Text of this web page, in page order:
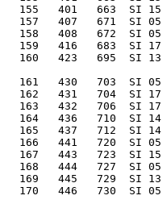
  155   401   663  SI 15
  157   407   671  SI 05
  158   408   672  SI 05
  159   416   683  SI 17
  160   423   695  SI 13
  161   430   703  SI 05
  162   431   704  SI 17
  163   432   706  SI 17
  164   436   710  SI 14
  165   437   712  SI 14
  166   441   720  SI 05
  167   443   723  SI 15
  168   444   727  SI 05
  169   445   729  SI 13
  170   446   730  SI 05